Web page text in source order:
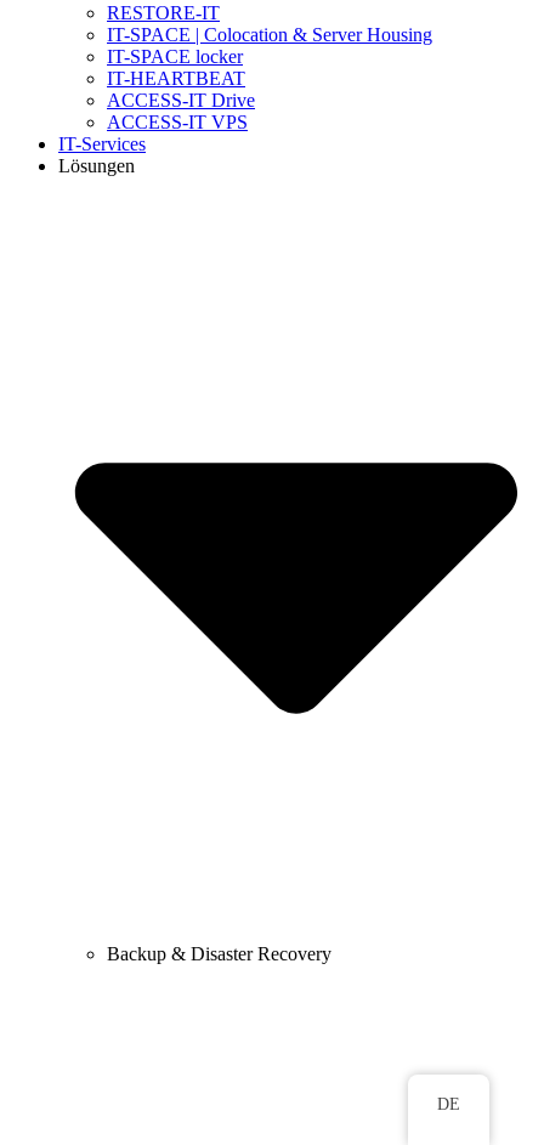
RESTORE-IT
IT-SPACE | Colocation & Server Housing
IT-SPACE locker
IT-HEARTBEAT
ACCESS-IT Drive
ACCESS-IT VPS
IT-Services
Lösungen
Backup & Disaster Recovery
DE